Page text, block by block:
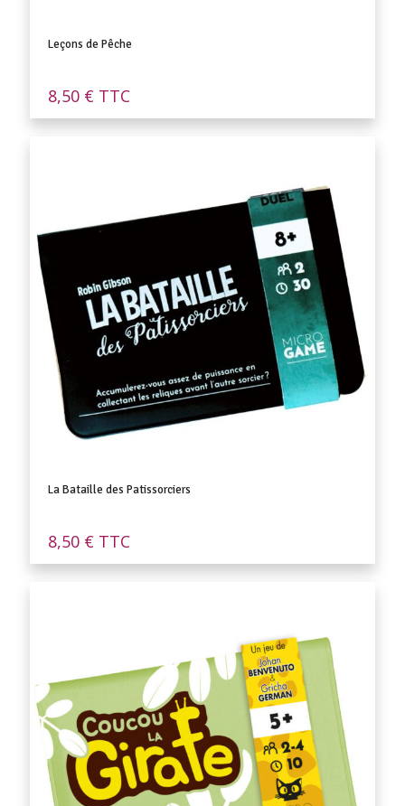
Leçons de Pêche
8,50 € TTC
La Bataille des Patissorciers
8,50 € TTC